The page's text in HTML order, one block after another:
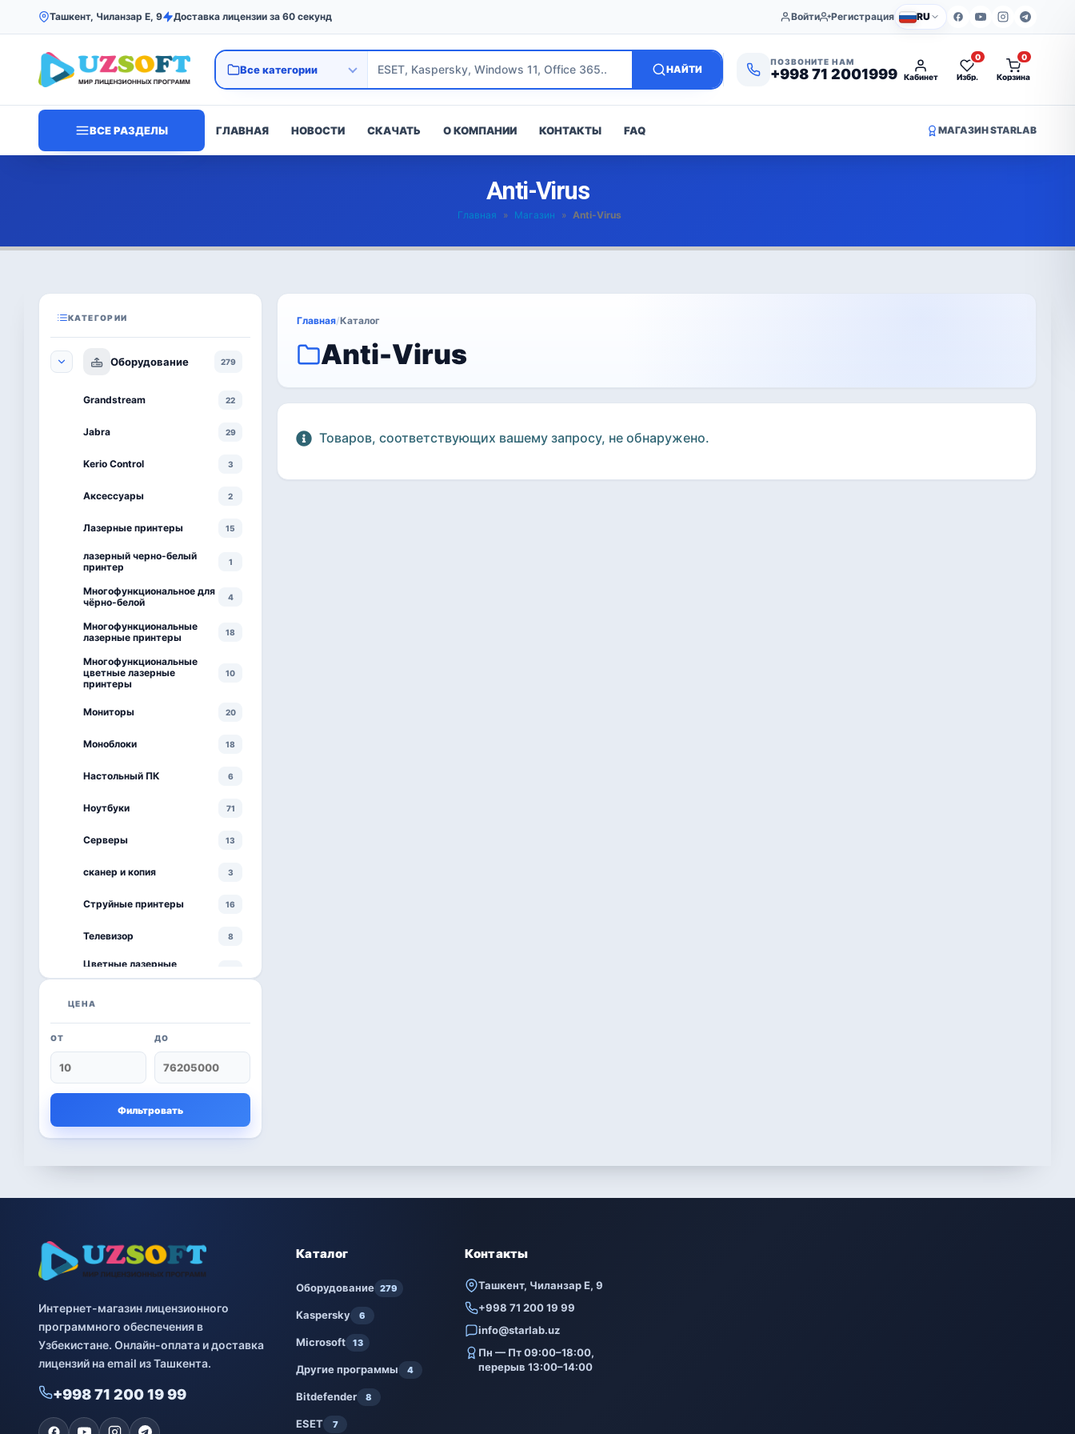
Ташкент, Чиланзар Е, 9 Доставка лицензии за 60 секунд Войти Регистрация RU
НАЙТИ
ПОЗВОНИТЕ НАМ
+998 71 2001999 Кабинет Избр.
0
Корзина
0
ВСЕ РАЗДЕЛЫ ГЛАВНАЯ НОВОСТИ СКАЧАТЬ О КОМПАНИИ КОНТАКТЫ FAQ МАГАЗИН STARLAB
Anti-Virus
Главная » Магазин » Anti-Virus
КАТЕГОРИИ
Оборудование 279
Grandstream 22
Jabra 29
Kerio Control 3
Аксессуары 2
Лазерные принтеры 15
лазерный черно-белый
принтер
1
Многофункциональное для
чёрно-белой
4
Многофункциональные
лазерные принтеры
18
Многофункциональные
цветные лазерные
принтеры
10
Мониторы 20
Моноблоки 18
Настольный ПК 6
Ноутбуки 71
Серверы 13
сканер и копия 3
Струйные принтеры 16
Телевизор 8
Цветные лазерные
принтеры
черно-белый принтер
Kaspersky
Microsoft
Другие программы
ESET 7
PRO32
Dr.Web 4
Jivo 3
IVI
ЦЕНА
ОТ ДО
Фильтровать
Главная/Каталог
Anti-Virus
Товаров, соответствующих вашему запросу, не обнаружено.
Интернет-магазин лицензионного
программного обеспечения в
Узбекистане. Онлайн-оплата и доставка
лицензий на email из Ташкента.
+998 71 200 19 99
Каталог
Оборудование 279
Kaspersky 6
Microsoft 13
Другие программы 4
Bitdefender 8
ESET 7
Контакты
Ташкент, Чиланзар Е, 9
+998 71 200 19 99
info@starlab.uz
Пн — Пт 09:00–18:00,
перерыв 13:00–14:00